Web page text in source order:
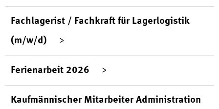
Fachlagerist / Fachkraft für Lagerlogistik
(m/w/d)
Ferienarbeit 2026
Kaufmännischer Mitarbeiter Administration